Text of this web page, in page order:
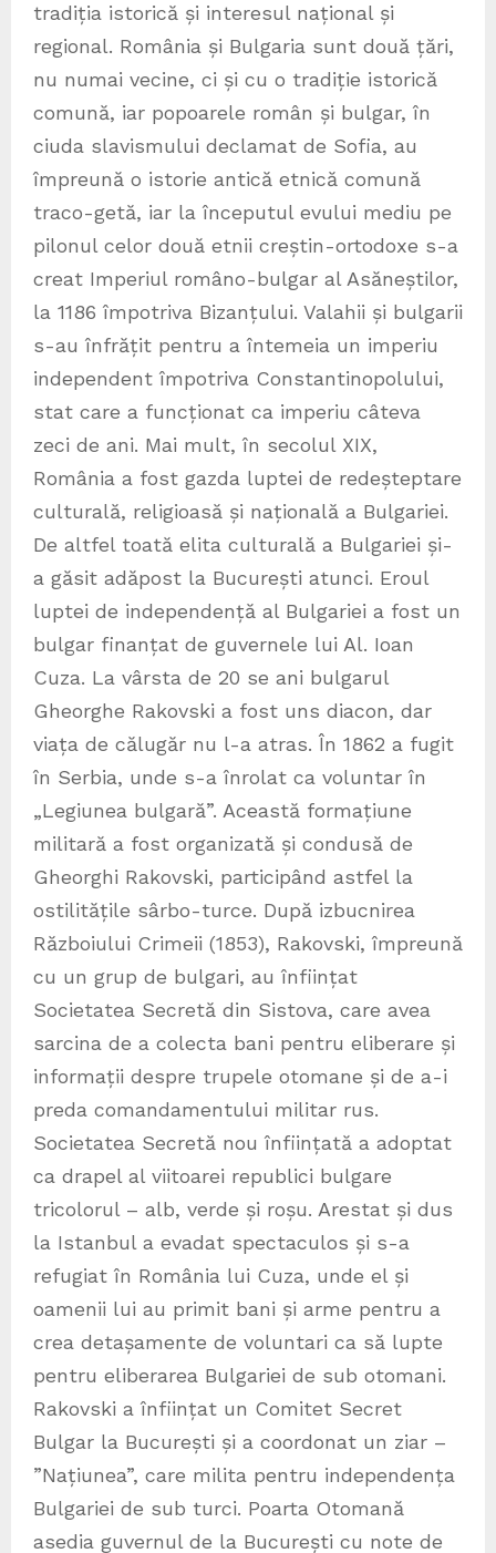
tradiția istorică și interesul național și
regional. România și Bulgaria sunt două țări,
nu numai vecine, ci și cu o tradiție istorică
comună, iar popoarele român și bulgar, în
ciuda slavismului declamat de Sofia, au
împreună o istorie antică etnică comună
traco-getă, iar la începutul evului mediu pe
pilonul celor două etnii creștin-ortodoxe s-a
creat Imperiul româno-bulgar al Asăneștilor,
la 1186 împotriva Bizanțului. Valahii și bulgarii
s-au înfrățit pentru a întemeia un imperiu
independent împotriva Constantinopolului,
stat care a funcționat ca imperiu câteva
zeci de ani. Mai mult, în secolul XIX,
România a fost gazda luptei de redeșteptare
culturală, religioasă și națională a Bulgariei.
De altfel toată elita culturală a Bulgariei și-
a găsit adăpost la București atunci. Eroul
luptei de independență al Bulgariei a fost un
bulgar finanțat de guvernele lui Al. Ioan
Cuza. La vârsta de 20 se ani bulgarul
Gheorghe Rakovski a fost uns diacon, dar
viața de călugăr nu l-a atras. În 1862 a fugit
în Serbia, unde s-a înrolat ca voluntar în
„Legiunea bulgară”. Această formațiune
militară a fost organizată și condusă de
Gheorghi Rakovski, participând astfel la
ostilitățile sârbo-turce. După izbucnirea
Războiului Crimeii (1853), Rakovski, împreună
cu un grup de bulgari, au înființat
Societatea Secretă din Sistova, care avea
sarcina de a colecta bani pentru eliberare și
informații despre trupele otomane și de a-i
preda comandamentului militar rus.
Societatea Secretă nou înființată a adoptat
ca drapel al viitoarei republici bulgare
tricolorul – alb, verde și roșu. Arestat și dus
la Istanbul a evadat spectaculos și s-a
refugiat în România lui Cuza, unde el și
oamenii lui au primit bani și arme pentru a
crea detașamente de voluntari ca să lupte
pentru eliberarea Bulgariei de sub otomani.
Rakovski a înființat un Comitet Secret
Bulgar la București și a coordonat un ziar –
”Națiunea”, care milita pentru independența
Bulgariei de sub turci. Poarta Otomană
asedia guvernul de la București cu note de